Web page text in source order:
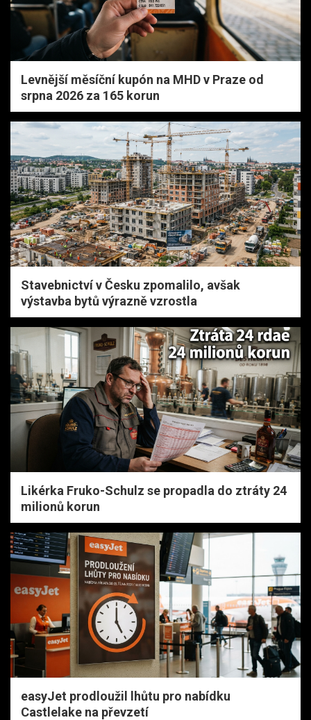
Levnější měsíční kupón na MHD v Praze od
srpna 2026 za 165 korun
Stavebnictví v Česku zpomalilo, avšak
výstavba bytů výrazně vzrostla
Likérka Fruko-Schulz se propadla do ztráty 24
milionů korun
easyJet prodloužil lhůtu pro nabídku
Castlelake na převzetí